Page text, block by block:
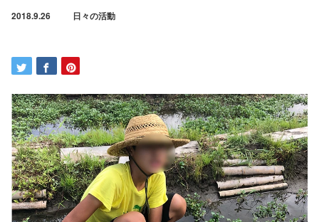
2018.9.26 日々の活動